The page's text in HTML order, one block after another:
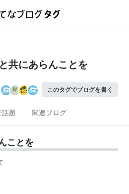
共にあらんことを
このタグでブログを書く
題 関連ブログ
ことを